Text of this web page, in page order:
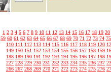
1 2 3 4 5 6 7 8 9 10 11 12 13 14 15 16 17 18 19 20
59 60 61 62 63 64 65 66 67 68 69 70 71 72 73 74 75
110 111 112 113 114 115 116 117 118 119 120
149 150 151 152 153 154 155 156 157 158 159
188 189 190 191 192 193 194 195 196 197 198
227 228 229 230 231 232 233 234 235 236 237
266 267 268 269 270 271 272 273 274 275 276